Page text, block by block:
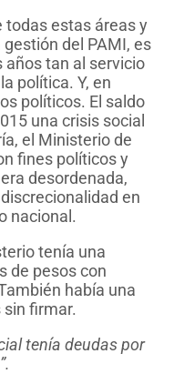
todas estas áreas y
del PAMI, es
años tan al servicio
política. Y, en
políticos. El saldo
una crisis social
el Ministerio de
fines políticos y
desordenada,
en
nacional.
tenía una
de pesos con
había una
firmar.
tenía deudas por